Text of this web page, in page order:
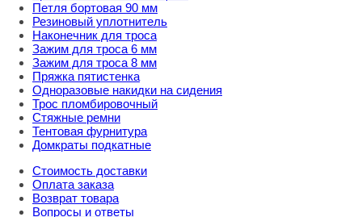
Петля бортовая 90 мм
Резиновый уплотнитель
Наконечник для троса
Зажим для троса 6 мм
Зажим для троса 8 мм
Пряжка пятистенка
Одноразовые накидки на сидения
Трос пломбировочный
Стяжные ремни
Тентовая фурнитура
Домкраты подкатные
Стоимость доставки
Оплата заказа
Возврат товара
Вопросы и ответы